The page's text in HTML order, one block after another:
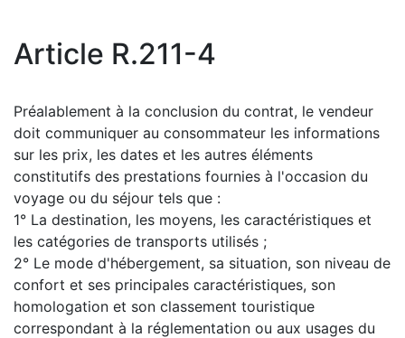
Article R.211-4
Préalablement à la conclusion du contrat, le vendeur
doit communiquer au consommateur les informations
sur les prix, les dates et les autres éléments
constitutifs des prestations fournies à l'occasion du
voyage ou du séjour tels que :
1° La destination, les moyens, les caractéristiques et
les catégories de transports utilisés ;
2° Le mode d'hébergement, sa situation, son niveau de
confort et ses principales caractéristiques, son
homologation et son classement touristique
correspondant à la réglementation ou aux usages du